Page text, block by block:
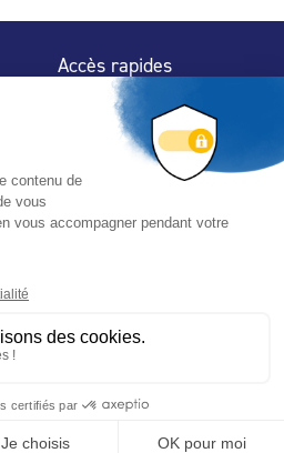
Accès rapides
Espace Presse
Trouver un
professionnel
parHybride Conseil